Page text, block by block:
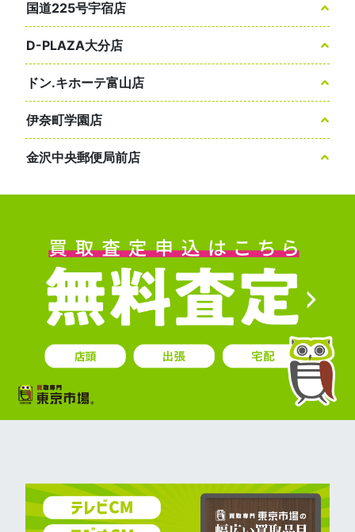
国道225号宇宿店
D-PLAZA大分店
ドン.キホーテ富山店
伊奈町学園店
金沢中央郵便局前店